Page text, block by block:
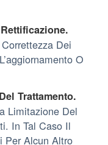
Dei
O
Trattamento.
Limitazione Del
In Tal Caso Il
Per Alcun Altro